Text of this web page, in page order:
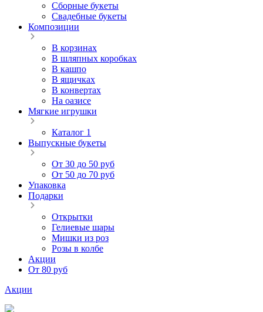
Сборные букеты
Свадебные букеты
Композиции
В корзинах
В шляпных коробках
В кашпо
В ящичках
В конвертах
На оазисе
Мягкие игрушки
Каталог 1
Выпускные букеты
От 30 до 50 руб
От 50 до 70 руб
Упаковка
Подарки
Открытки
Гелиевые шары
Мишки из роз
Розы в колбе
Акции
От 80 руб
Акции